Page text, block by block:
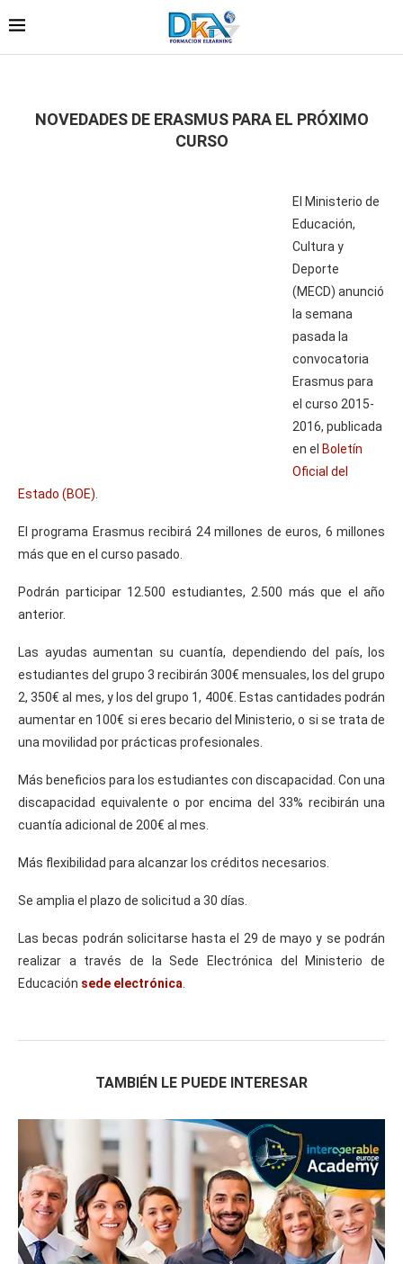
NOVEDADES DE ERASMUS PARA EL PRÓXIMO
CURSO
El Ministerio de
Educación,
Cultura y
Deporte
(MECD) anunció
la semana
pasada la
convocatoria
Erasmus para
el curso 2015-
2016, publicada
en el Boletín
Oficial del
Estado (BOE)
El programa Erasmus recibirá 24 millones de euros, 6 millones
más que en el curso pasado.
Podrán participar 12.500 estudiantes, 2.500 más que el año
anterior.
Las ayudas aumentan su cuantía, dependiendo del país, los
estudiantes del grupo 3 recibirán 300€ mensuales, los del grupo
2, 350€ al mes, y los del grupo 1, 400€. Estas cantidades podrán
aumentar en 100€ si eres becario del Ministerio, o si se trata de
una movilidad por prácticas profesionales.
Más beneficios para los estudiantes con discapacidad. Con una
discapacidad equivalente o por encima del 33% recibirán una
cuantía adicional de 200€ al mes.
Más flexibilidad para alcanzar los créditos necesarios.
Se amplia el plazo de solicitud a 30 días.
Las becas podrán solicitarse hasta el 29 de mayo y se podrán
realizar a través de la Sede Electrónica del Ministerio de
Educación sede electrónica
TAMBIÉN LE PUEDE INTERESAR